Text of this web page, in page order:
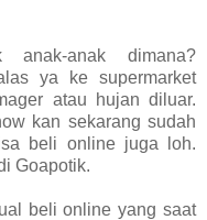
anak dimana?
ya ke supermarket
atau hujan diluar.
kan sekarang sudah
beli online juga loh.
Goapotik.
beli online yang saat